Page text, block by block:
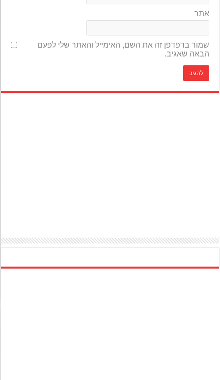
אתר
שמור בדפדפן זה את השם, האימייל והאתר שלי לפעם
הבאה שאגיב.